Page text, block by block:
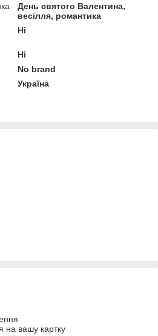
День святого Валентина,
весілля, романтика
Ні
Ні
No brand
Україна
на вашу картку